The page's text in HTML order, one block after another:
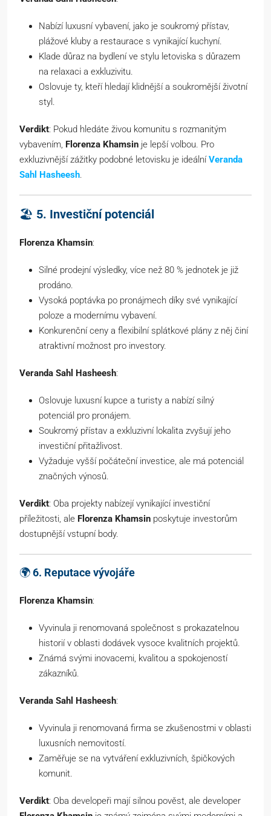
Nabízí luxusní vybavení, jako je soukromý přístav,
plážové kluby a restaurace s vynikající kuchyní.
Klade důraz na bydlení ve stylu letoviska s důrazem
na relaxaci a exkluzivitu.
Oslovuje ty, kteří hledají klidnější a soukromější životní
styl.
Verdikt: Pokud hledáte živou komunitu s rozmanitým
vybavením, Florenza Khamsin je lepší volbou. Pro
exkluzivnější zážitky podobné letovisku je ideálníVeranda
Sahl Hasheesh
🏖 5. Investiční potenciál
Florenza Khamsin:
Silné prodejní výsledky, více než 80 % jednotek je již
prodáno.
Vysoká poptávka po pronájmech díky své vynikající
poloze a modernímu vybavení.
Konkurenční ceny a flexibilní splátkové plány z něj činí
atraktivní možnost pro investory.
Veranda Sahl Hasheesh:
Oslovuje luxusní kupce a turisty a nabízí silný
potenciál pro pronájem.
Soukromý přístav a exkluzivní lokalita zvyšují jeho
investiční přitažlivost.
Vyžaduje vyšší počáteční investice, ale má potenciál
značných výnosů.
Verdikt: Oba projekty nabízejí vynikající investiční
příležitosti, ale Florenza Khamsin poskytuje investorům
dostupnější vstupní body.
🌍6. Reputace vývojáře
Florenza Khamsin:
Vyvinula ji renomovaná společnost s prokazatelnou
historií v oblasti dodávek vysoce kvalitních projektů.
Známá svými inovacemi, kvalitou a spokojeností
zákazníků.
Veranda Sahl Hasheesh:
Vyvinula ji renomovaná firma se zkušenostmi v oblasti
luxusních nemovitostí.
Zaměřuje se na vytváření exkluzivních, špičkových
komunit.
Verdikt: Oba developeři mají silnou pověst, ale developer